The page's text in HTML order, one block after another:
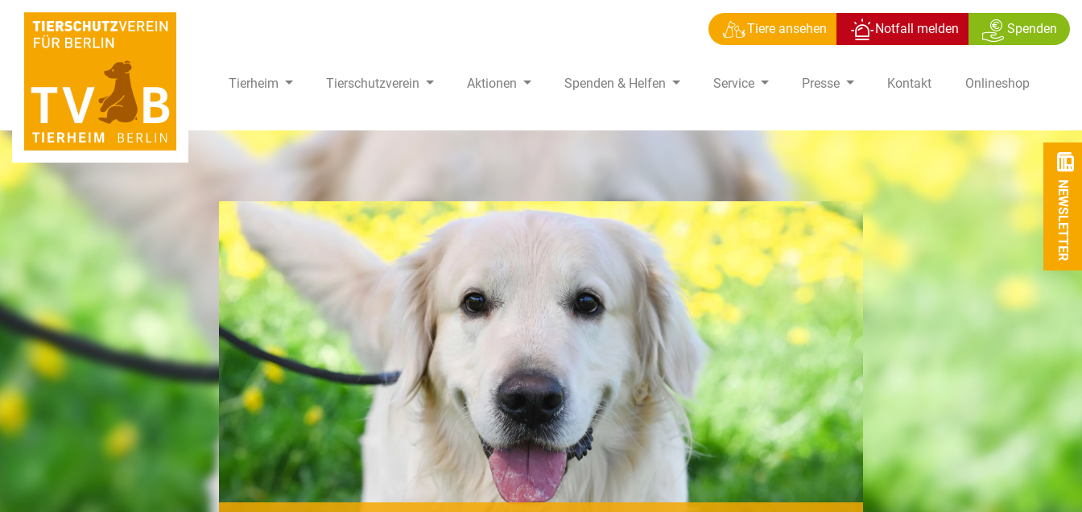
Tiere ansehen Notfall melden Spenden
Tierheim Tierschutzverein Aktionen Spenden & Helfen Service Presse Kontakt Onlineshop
NEWSLETTER